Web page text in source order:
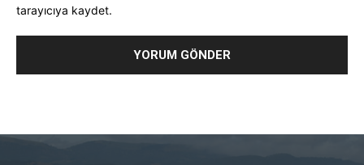
tarayıcıya kaydet.